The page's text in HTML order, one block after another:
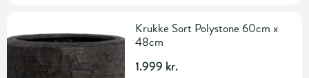
Krukke Sort Polystone 60cm x
48cm
1.999 kr.